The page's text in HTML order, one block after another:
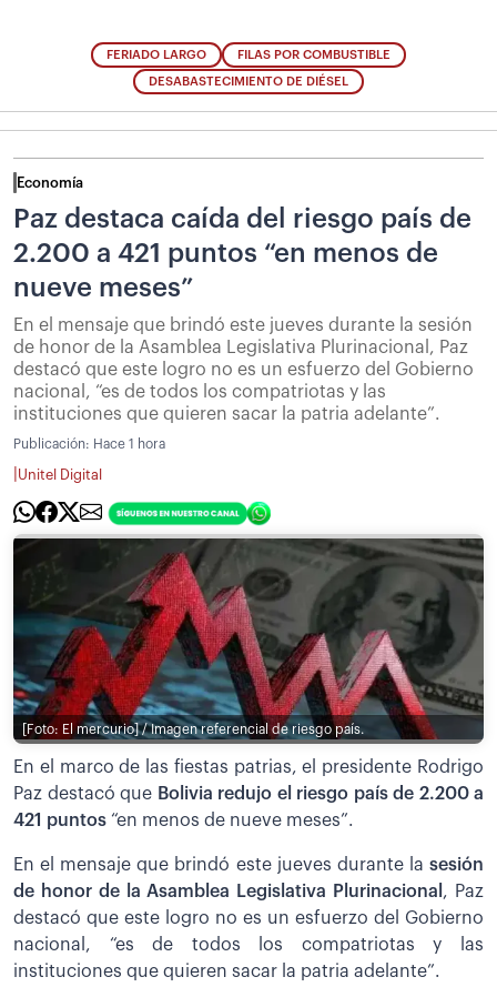
FERIADO LARGO FILAS POR COMBUSTIBLE
DESABASTECIMIENTO DE DIÉSEL
Economía
Paz destaca caída del riesgo país de
2.200 a 421 puntos “en menos de
nueve meses”
En el mensaje que brindó este jueves durante la sesión
de honor de la Asamblea Legislativa Plurinacional, Paz
destacó que este logro no es un esfuerzo del Gobierno
nacional, “es de todos los compatriotas y las
instituciones que quieren sacar la patria adelante”.
Publicación: Hace 1 hora
Unitel Digital
[Foto: El mercurio] / Imagen referencial de riesgo país.
En el marco de las fiestas patrias, el presidente Rodrigo
Paz destacó que Bolivia redujo el riesgo país de 2.200 a
421 puntos “en menos de nueve meses”.
En el mensaje que brindó este jueves durante la sesión
de honor de la Asamblea Legislativa Plurinacional , Paz
destacó que este logro no es un esfuerzo del Gobierno
nacional, “es de todos los compatriotas y las
instituciones que quieren sacar la patria adelante”.